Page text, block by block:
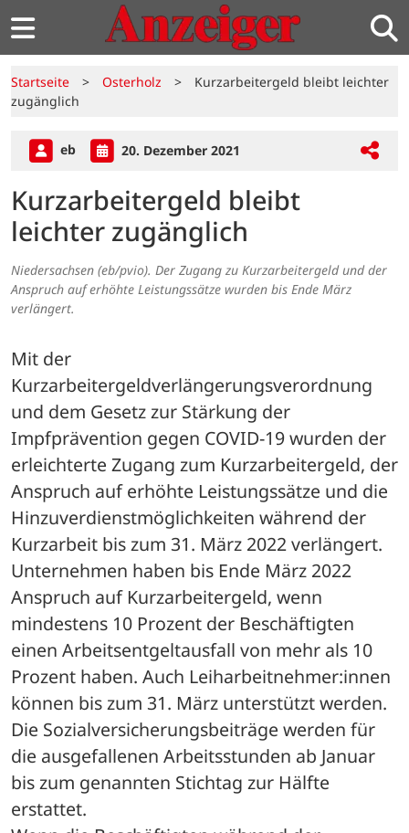
Startseite > Osterholz >
Kurzarbeitergeld bleibt leichter
zugänglich
eb 20. Dezember 2021
Kurzarbeitergeld bleibt
leichter zugänglich
Niedersachsen (eb/pvio). Der Zugang zu Kurzarbeitergeld und der
Anspruch auf erhöhte Leistungssätze wurden bis Ende März
verlängert.
Mit der
Kurzarbeitergeldverlängerungsverordnung
und dem Gesetz zur Stärkung der
Impfprävention gegen COVID-19 wurden der
erleichterte Zugang zum Kurzarbeitergeld, der
Anspruch auf erhöhte Leistungssätze und die
Hinzuverdienstmöglichkeiten während der
Kurzarbeit bis zum 31. März 2022 verlängert.
Unternehmen haben bis Ende März 2022
Anspruch auf Kurzarbeitergeld, wenn
mindestens 10 Prozent der Beschäftigten
einen Arbeitsentgeltausfall von mehr als 10
Prozent haben. Auch Leiharbeitnehmer:innen
können bis zum 31. März unterstützt werden.
Die Sozialversicherungsbeiträge werden für
die ausgefallenen Arbeitsstunden ab Januar
bis zum genannten Stichtag zur Hälfte
erstattet.